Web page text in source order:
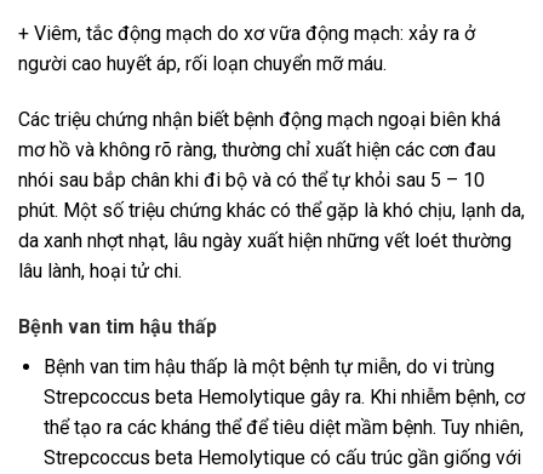
+ Viêm, tắc động mạch do xơ vữa động mạch: xảy ra ở
người cao huyết áp, rối loạn chuyển mỡ máu.
Các triệu chứng nhận biết bệnh động mạch ngoại biên khá
mơ hồ và không rõ ràng, thường chỉ xuất hiện các cơn đau
nhói sau bắp chân khi đi bộ và có thể tự khỏi sau 5 – 10
phút. Một số triệu chứng khác có thể gặp là khó chịu, lạnh da,
da xanh nhợt nhạt, lâu ngày xuất hiện những vết loét thường
lâu lành, hoại tử chi.
Bệnh van tim hậu thấp
Bệnh van tim hậu thấp là một bệnh tự miễn, do vi trùng
Strepcoccus beta Hemolytique gây ra. Khi nhiễm bệnh, cơ
thể tạo ra các kháng thể để tiêu diệt mầm bệnh. Tuy nhiên,
Strepcoccus beta Hemolytique có cấu trúc gần giống với